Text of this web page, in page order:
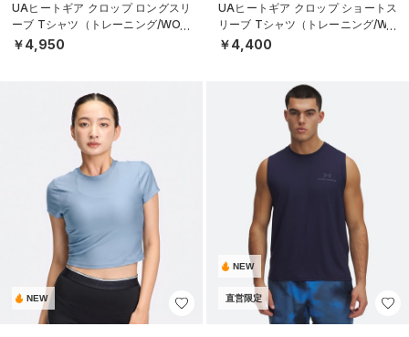
UAヒートギア クロップ ロングスリ
ーブ Tシャツ（トレーニング/WOM
EN）
￥4,950
UAヒートギア クロップ ショートス
リーブ Tシャツ（トレーニング/WO
MEN）
￥4,400
NEW
NEW
直営限定